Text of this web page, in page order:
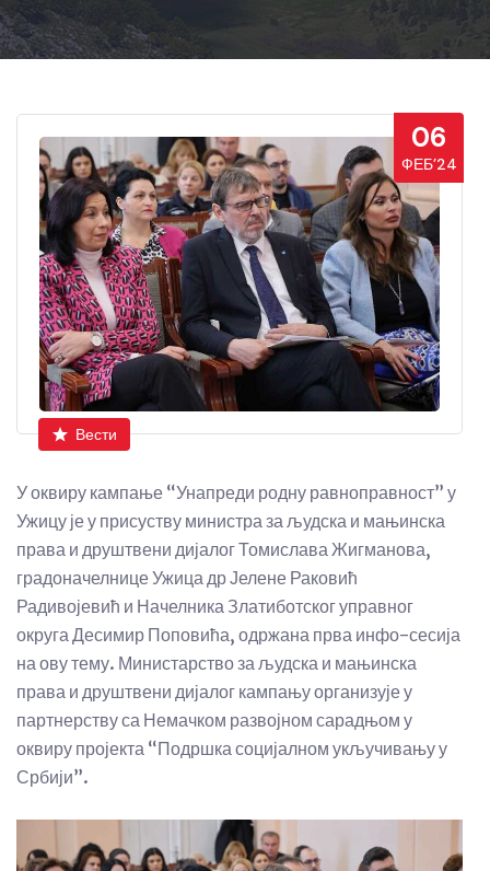
06
ФЕБ’24
Вести
У оквиру кампање “Унапреди родну равноправност” у
Ужицу је у присуству министра за људска и мањинска
права и друштвени дијалог Томислава Жигманова,
градоначелнице Ужица др Јелене Раковић
Радивојевић и Начелника Златиботског управног
округа Десимир Поповића, одржана прва инфо-сесија
на ову тему. Министарство за људска и мањинска
права и друштвени дијалог кампању организује у
партнерству са Немачком развојном сарадњом у
оквиру пројекта “Подршка социјалном укључивању у
Србији”.